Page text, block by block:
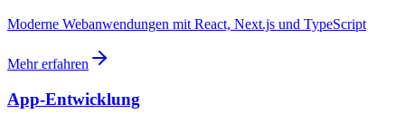
Moderne Webanwendungen mit React, Next.js und TypeScript
Mehr erfahren
App-Entwicklung